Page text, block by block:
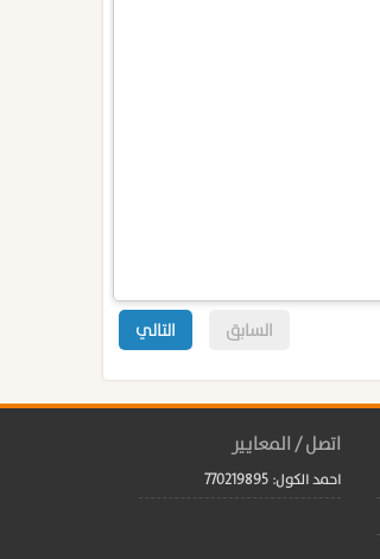
السابق التالي
اتصل / المعايير
احمد الكول: 770219895